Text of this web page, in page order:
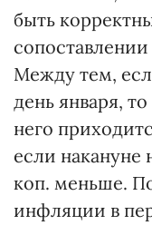
быть
сопоставлении
Между тем,
день января,
него
если накануне
коп. меньше.
инфляции в